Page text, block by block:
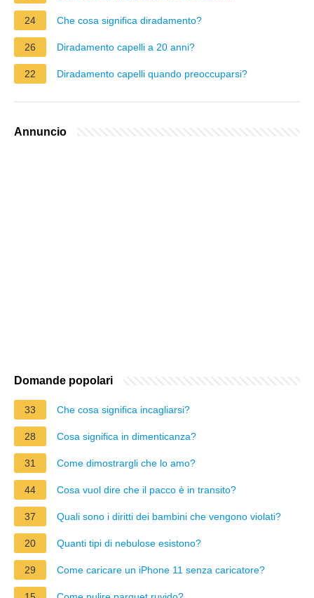
24 Che cosa significa diradamento?
26 Diradamento capelli a 20 anni?
22 Diradamento capelli quando preoccuparsi?
Annuncio
Domande popolari
33 Che cosa significa incagliarsi?
28 Cosa significa in dimenticanza?
31 Come dimostrargli che lo amo?
44 Cosa vuol dire che il pacco è in transito?
37 Quali sono i diritti dei bambini che vengono violati?
20 Quanti tipi di nebulose esistono?
29 Come caricare un iPhone 11 senza caricatore?